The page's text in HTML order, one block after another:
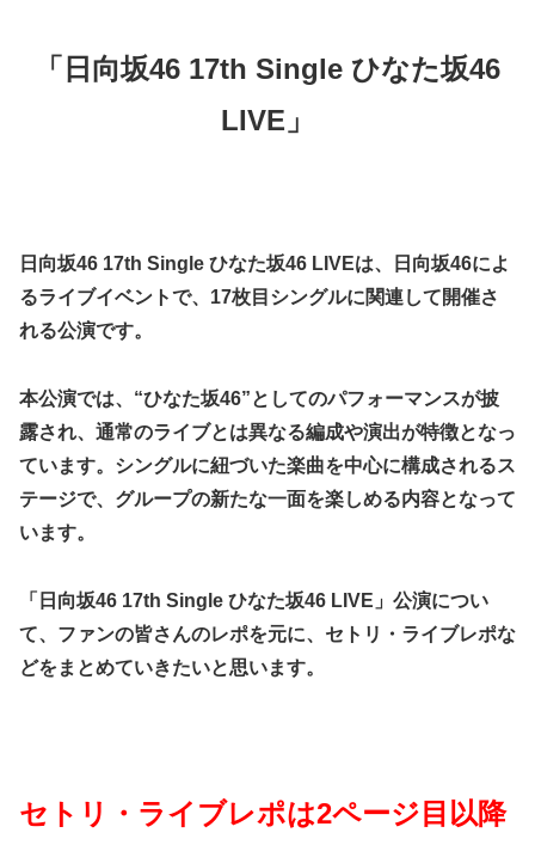
「日向坂46 17th Single ひなた坂46
LIVE」
日向坂46 17th Single ひなた坂46 LIVEは、日向坂46によ
るライブイベントで、17枚目シングルに関連して開催さ
れる公演です。
本公演では、“ひなた坂46”としてのパフォーマンスが披
露され、通常のライブとは異なる編成や演出が特徴となっ
ています。シングルに紐づいた楽曲を中心に構成されるス
テージで、グループの新たな一面を楽しめる内容となって
います。
「日向坂46 17th Single ひなた坂46 LIVE」公演につい
て、ファンの皆さんのレポを元に、セトリ・ライブレポな
どをまとめていきたいと思います。
セトリ・ライブレポは2ページ目以降